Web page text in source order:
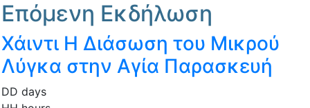
Επόμενη Εκδήλωση
Χάιντι Η Διάσωση του Μικρού
Λύγκα στην Αγία Παρασκευή
DD days